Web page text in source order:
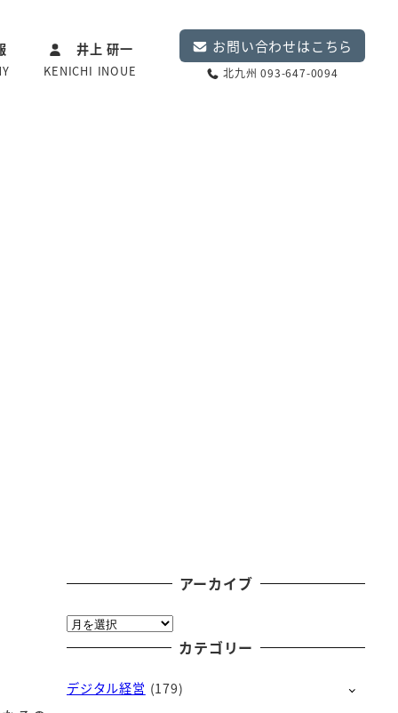
井上 研一
KENICHI INOUE
お問い合わせはこちら
北九州 093-647-0094
アーカイブ
ア
ー
イ
カテゴリー
デジタル経営 (179)